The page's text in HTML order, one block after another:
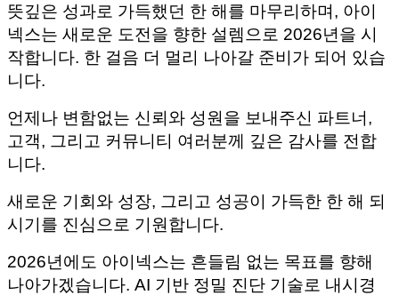
뜻깊은 성과로 가득했던 한 해를 마무리하며, 아이
넥스는 새로운 도전을 향한 설렘으로 2026년을 시
작합니다. 한 걸음 더 멀리 나아갈 준비가 되어 있습
니다.
언제나 변함없는 신뢰와 성원을 보내주신 파트너,
고객, 그리고 커뮤니티 여러분께 깊은 감사를 전합
니다.
새로운 기회와 성장, 그리고 성공이 가득한 한 해 되
시기를 진심으로 기원합니다.
2026년에도 아이넥스는 흔들림 없는 목표를 향해
나아가겠습니다. AI 기반 정밀 진단 기술로 내시경